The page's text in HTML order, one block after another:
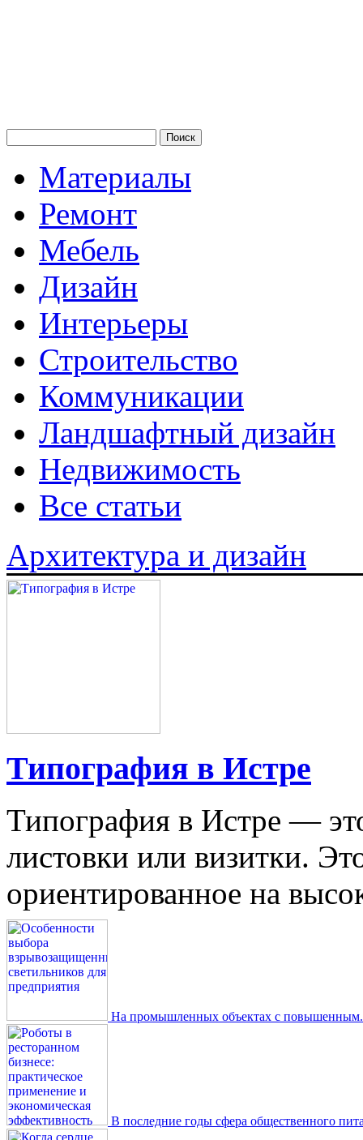
Материалы
Ремонт
Мебель
Дизайн
Интерьеры
Строительство
Коммуникации
Ландшафтный дизайн
Недвижимость
Все статьи
Архитектура и дизайн
Типография в Истре
Типография в Истре —
листовки или визитки.
ориентированное на
На промышленных объектах с
В последние годы сфера общественного